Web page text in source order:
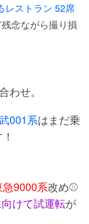
レストラン 52席
念ながら撮り損
わせ。
001系はまだ乗
急9000系改め⚾
けて試運転が